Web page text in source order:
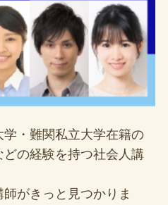
・難関私立大学在籍の
の経験を持つ社会人講
がきっと見つかりま